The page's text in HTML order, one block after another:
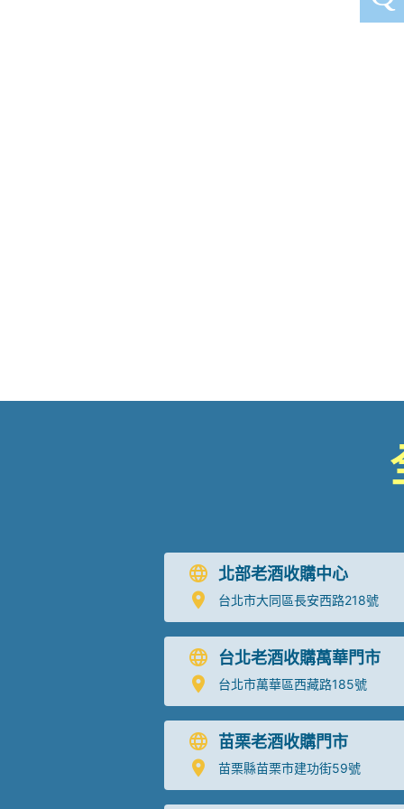
北部老酒收購中心
台北市大同區長安西路218號
台北老酒收購萬華門市
台北市萬華區西藏路185號
苗栗老酒收購門市
苗栗縣苗栗市建功街59號